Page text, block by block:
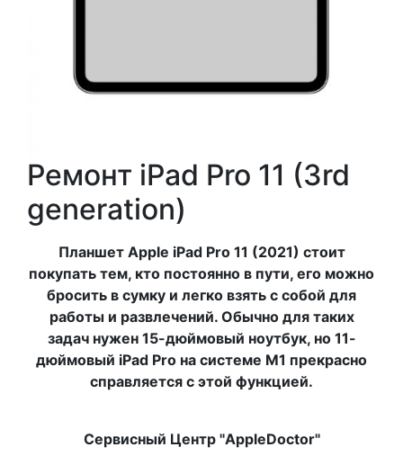
Ремонт iPad Pro 11 (3rd
generation)
Планшет Apple iPad Pro 11 (2021) стоит
покупать тем, кто постоянно в пути, его можно
бросить в сумку и легко взять с собой для
работы и развлечений. Обычно для таких
задач нужен 15-дюймовый ноутбук, но 11-
дюймовый iPad Pro на системе M1 прекрасно
справляется с этой функцией.
Сервисный Центр "AppleDoctor"